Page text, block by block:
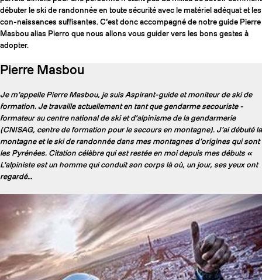
COUTEAUX
débuter le ski de randonnée en toute sécurité avec le matériel adéquat et les
con-naissances suffisantes. C’est donc accompagné de notre guide Pierre
Masbou alias Pierro que nous allons vous guider vers les bons gestes à
adopter.
Pierre Masbou
Je m’appelle Pierre Masbou, je suis Aspirant-guide et moniteur de ski de
formation. Je travaille actuellement en tant que gendarme secouriste -
formateur au centre national de ski et d'alpinisme de la gendarmerie
(CNISAG, centre de formation pour le secours en montagne). J’ai débuté la
montagne et le ski de randonnée dans mes montagnes d’origines qui sont
les Pyrénées. Citation célèbre qui est restée en moi depuis mes débuts «
L’alpiniste est un homme qui conduit son corps là où, un jour, ses yeux ont
regardé…